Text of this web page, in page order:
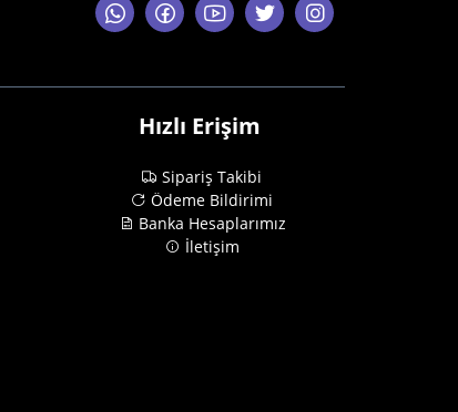
Hızlı Erişim
Sipariş Takibi
Ödeme Bildirimi
Banka Hesaplarımız
İletişim